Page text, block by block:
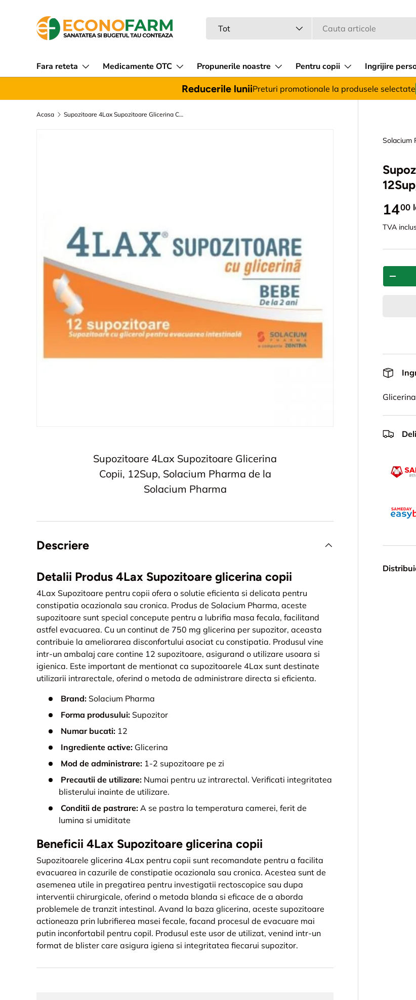
Sari la continut
Tot
Fara reteta Medicamente OTC Propunerile noastre Pentru copii Ingrijire
Reducerile luniiPreturi promotionale la produsele selectate
Acasa Supozitoare 4Lax Supozitoare Glicerina Copii, 12Sup, Solacium Pharma
Solacium
1400
TVA
Cant.
-
Glicerina
Supozitoare 4Lax Supozitoare Glicerina
Copii, 12Sup, Solacium Pharma de la
Solacium Pharma
Descriere
Detalii Produs 4Lax Supozitoare glicerina copii
4Lax Supozitoare pentru copii ofera o solutie eficienta si delicata pentru
constipatia ocazionala sau cronica. Produs de Solacium Pharma, aceste
supozitoare sunt special concepute pentru a lubrifia masa fecala, facilitand
astfel evacuarea. Cu un continut de 750 mg glicerina per supozitor, aceasta
contribuie la ameliorarea disconfortului asociat cu constipatia. Produsul vine
intr-un ambalaj care contine 12 supozitoare, asigurand o utilizare usoara si
igienica. Este important de mentionat ca supozitoarele 4Lax sunt destinate
utilizarii intrarectale, oferind o metoda de administrare directa si eficienta.
Brand: Solacium Pharma
Forma produsului: Supozitor
Numar bucati: 12
Ingrediente active: Glicerina
Mod de administrare: 1-2 supozitoare pe zi
Precautii de utilizare: Numai pentru uz intrarectal. Verificati integritatea
blisterului inainte de utilizare.
Conditii de pastrare: A se pastra la temperatura camerei, ferit de
lumina si umiditate
Beneficii 4Lax Supozitoare glicerina copii
Supozitoarele glicerina 4Lax pentru copii sunt recomandate pentru a facilita
evacuarea in cazurile de constipatie ocazionala sau cronica. Acestea sunt de
asemenea utile in pregatirea pentru investigatii rectoscopice sau dupa
interventii chirurgicale, oferind o metoda blanda si eficace de a aborda
problemele de tranzit intestinal. Avand la baza glicerina, aceste supozitoare
actioneaza prin lubrifierea masei fecale, facand procesul de evacuare mai
putin inconfortabil pentru copil. Produsul este usor de utilizat, venind intr-un
format de blister care asigura igiena si integritatea fiecarui supozitor.